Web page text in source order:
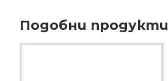
Подобни продукти